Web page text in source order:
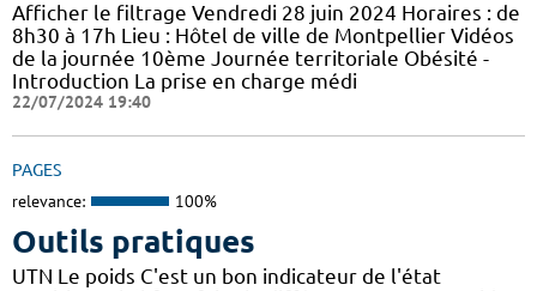
Afficher le filtrage Vendredi 28 juin 2024 Horaires : de
8h30 à 17h Lieu : Hôtel de ville de Montpellier Vidéos
de la journée 10ème Journée territoriale Obésité -
Introduction La prise en charge médi
22/07/2024 19:40
PAGES
relevance: 100%
Outils pratiques
UTN Le poids C'est un bon indicateur de l'état